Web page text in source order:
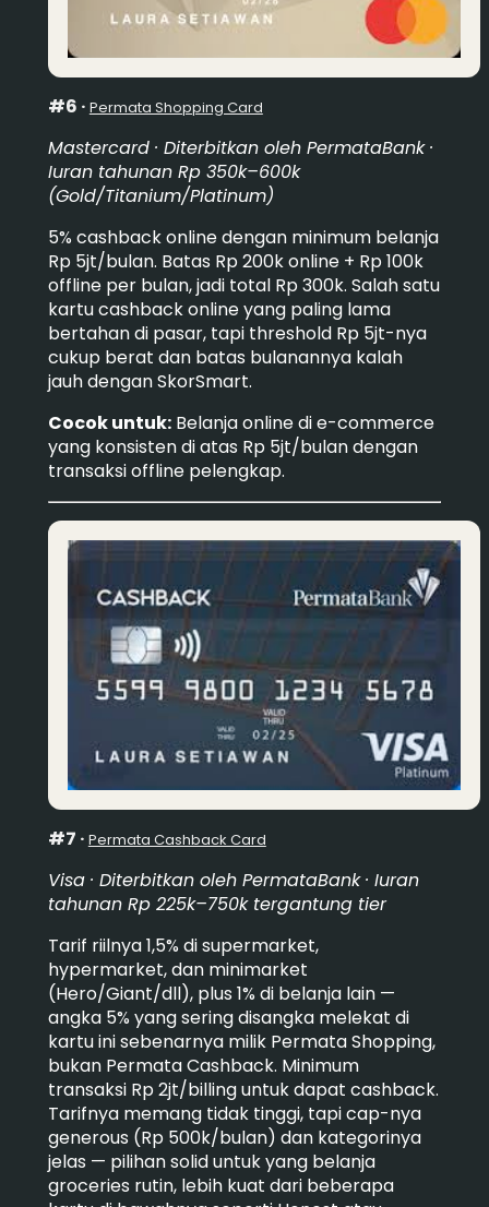
#6 · Permata Shopping Card
Mastercard · Diterbitkan oleh PermataBank ·
Iuran tahunan Rp 350k–600k
(Gold/Titanium/Platinum)
5% cashback online dengan minimum belanja
Rp 5jt/bulan. Batas Rp 200k online + Rp 100k
offline per bulan, jadi total Rp 300k. Salah satu
kartu cashback online yang paling lama
bertahan di pasar, tapi threshold Rp 5jt-nya
cukup berat dan batas bulanannya kalah
jauh dengan SkorSmart.
Cocok untuk:Belanja online di e-commerce
yang konsisten di atas Rp 5jt/bulan dengan
transaksi offline pelengkap.
#7 · Permata Cashback Card
Visa · Diterbitkan oleh PermataBank · Iuran
tahunan Rp 225k–750k tergantung tier
Tarif riilnya 1,5% di supermarket,
hypermarket, dan minimarket
(Hero/Giant/dll), plus 1% di belanja lain —
angka 5% yang sering disangka melekat di
kartu ini sebenarnya milik Permata Shopping,
bukan Permata Cashback. Minimum
transaksi Rp 2jt/billing untuk dapat cashback.
Tarifnya memang tidak tinggi, tapi cap-nya
generous (Rp 500k/bulan) dan kategorinya
jelas — pilihan solid untuk yang belanja
groceries rutin, lebih kuat dari beberapa